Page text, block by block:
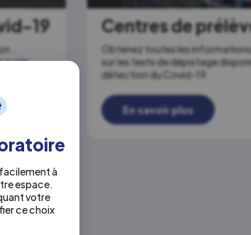
à
espace.
votre
ce choix
19
sur le
Centres de
Obtenez toutes les
sur les tests de dépistage
détection du Covid-19.
En savoir plus